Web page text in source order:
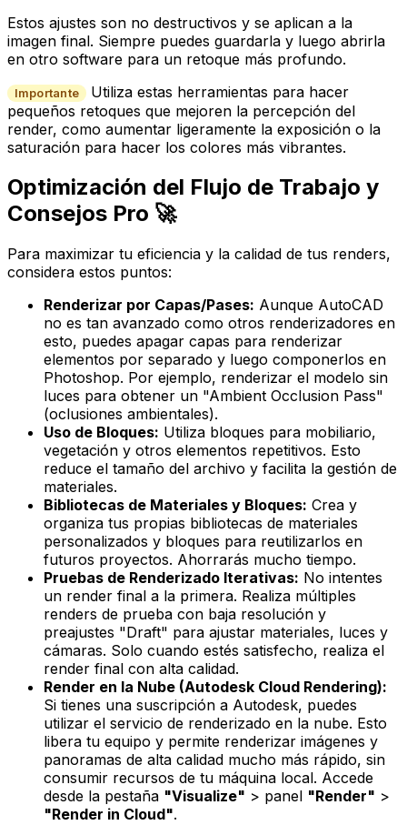
Estos ajustes son no destructivos y se aplican a la
imagen final. Siempre puedes guardarla y luego abrirla
en otro software para un retoque más profundo.
Importante Utiliza estas herramientas para hacer
pequeños retoques que mejoren la percepción del
render, como aumentar ligeramente la exposición o la
saturación para hacer los colores más vibrantes.
Optimización del Flujo de Trabajo y
Consejos Pro 🚀
Para maximizar tu eficiencia y la calidad de tus renders,
considera estos puntos:
Renderizar por Capas/Pases: Aunque AutoCAD
no es tan avanzado como otros renderizadores en
esto, puedes apagar capas para renderizar
elementos por separado y luego componerlos en
Photoshop. Por ejemplo, renderizar el modelo sin
luces para obtener un "Ambient Occlusion Pass"
(oclusiones ambientales).
Uso de Bloques: Utiliza bloques para mobiliario,
vegetación y otros elementos repetitivos. Esto
reduce el tamaño del archivo y facilita la gestión de
materiales.
Bibliotecas de Materiales y Bloques: Crea y
organiza tus propias bibliotecas de materiales
personalizados y bloques para reutilizarlos en
futuros proyectos. Ahorrarás mucho tiempo.
Pruebas de Renderizado Iterativas: No intentes
un render final a la primera. Realiza múltiples
renders de prueba con baja resolución y
preajustes "Draft" para ajustar materiales, luces y
cámaras. Solo cuando estés satisfecho, realiza el
render final con alta calidad.
Render en la Nube (Autodesk Cloud Rendering):
Si tienes una suscripción a Autodesk, puedes
utilizar el servicio de renderizado en la nube. Esto
libera tu equipo y permite renderizar imágenes y
panoramas de alta calidad mucho más rápido, sin
consumir recursos de tu máquina local. Accede
desde la pestaña "Visualize" > panel "Render" >
"Render in Cloud".